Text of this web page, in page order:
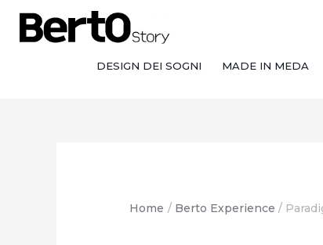
contenuto
navigazione
contenuto
DESIGN DEI SOGNI MADE IN MEDA
Home Berto Experience